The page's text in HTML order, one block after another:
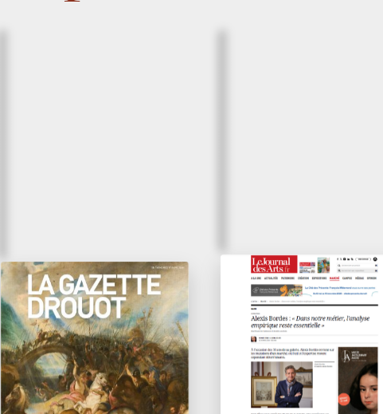
Avril 2026
En galerie : tableaux
et dessins du XVIe
au XXesiècle chez
Bordes
Avril 2026
Dans notre
l’analyse
reste essentielle»
Le Journal des Arts